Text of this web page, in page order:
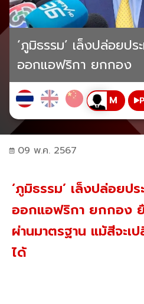
‘ภูมิธรรม’ เล็งปล่อยป
ออกแอฟริกา ยกกอง
09 พ.ค. 2567
‘ภูมิธรรม’ เล็งปล่อยป
ออกแอฟริกา ยกกอง
ผ่านมาตรฐาน แม้สีจะเ
ได้